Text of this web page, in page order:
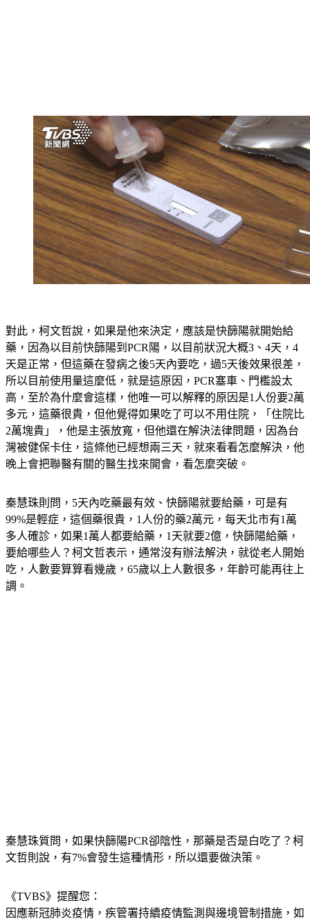
藥，因為以目前快篩陽到PCR陽，以目前狀況大概3、4天，4
天是正常，但這藥在發病之後5天內要吃，過5天後效果很差，
所以目前使用量這麼低，就是這原因，PCR塞車、門檻設太
高，至於為什麼會這樣，他唯一可以解釋的原因是1人份要2萬
多元，這藥很貴，但他覺得如果吃了可以不用住院，「住院比
2萬塊貴」，他是主張放寬，但他還在解決法律問題，因為台
灣被健保卡住，這條他已經想兩三天，就來看看怎麼解決，他
晚上會把聯醫有關的醫生找來開會，看怎麼突破。
99%是輕症，這個藥很貴，1人份的藥2萬元，每天北市有1萬
多人確診，如果1萬人都要給藥，1天就要2億，快篩陽給藥，
要給哪些人？柯文哲表示，通常沒有辦法解決，就從老人開始
吃，人數要算算看幾歲，65歲以上人數很多，年齡可能再往上
調。
文哲則說，有7%會發生這種情形，所以還要做決策。
因應新冠肺炎疫情，疾管署持續疫情監測與邊境管制措施，
有疑似症狀，請撥打：1922專線，或 0800-001922。